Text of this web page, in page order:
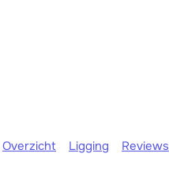
Overzicht Ligging Reviews